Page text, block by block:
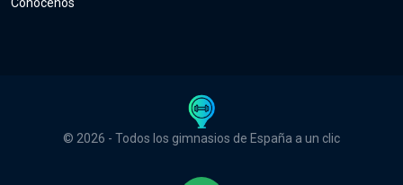
© 2026 - Todos los gimnasios de España a un clic